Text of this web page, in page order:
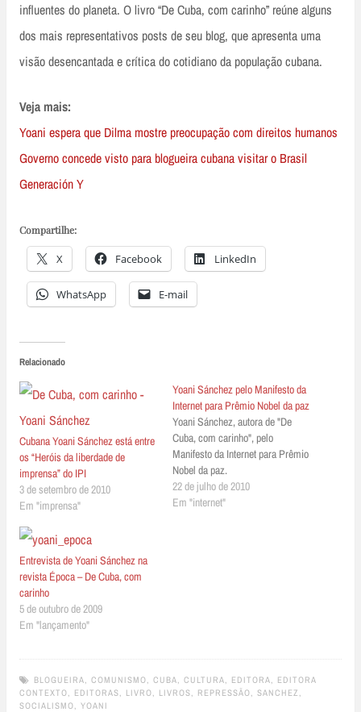
influentes do planeta. O livro “De Cuba, com carinho” reúne alguns
dos mais representativos posts de seu blog, que apresenta uma
visão desencantada e crítica do cotidiano da população cubana.
Veja mais:
Yoani espera que Dilma mostre preocupação com direitos humanos
Governo concede visto para blogueira cubana visitar o Brasil
Generación Y
Compartilhe:
X Facebook LinkedIn
WhatsApp E-mail
Relacionado
Cubana Yoani Sánchez está entre
os “Heróis da liberdade de
imprensa” do IPI
3 de setembro de 2010
Em "imprensa"
Yoani Sánchez pelo Manifesto da
Internet para Prêmio Nobel da paz
Yoani Sánchez, autora de "De
Cuba, com carinho", pelo
Manifesto da Internet para Prêmio
Nobel da paz.
22 de julho de 2010
Em "internet"
Entrevista de Yoani Sánchez na
revista Época – De Cuba, com
carinho
5 de outubro de 2009
Em "lançamento"
BLOGUEIRA, COMUNISMO, CUBA, CULTURA, EDITORA, EDITORA
CONTEXTO, EDITORAS, LIVRO, LIVROS, REPRESSÃO, SANCHEZ ,
SOCIALISMO, YOANI